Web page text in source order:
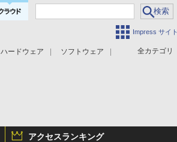
Impress サイト
全カテゴリ
ハードウェア
ソフトウェア
アクセスランキング